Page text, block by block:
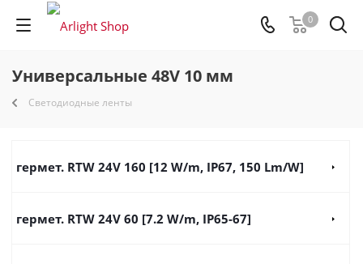
0
Универсальные 48V 10 мм
Светодиодные ленты
гермет. RTW 24V 160 [12 W/m, IP67, 150 Lm/W]
гермет. RTW 24V 60 [7.2 W/m, IP65-67]